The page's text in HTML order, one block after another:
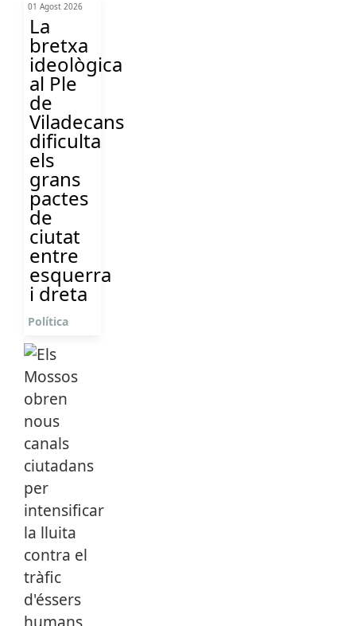
01 Agost 2026
La
bretxa
ideològica
al Ple
de
Viladecans
dificulta
els
grans
pactes
de
ciutat
entre
esquerra
i dreta
Política